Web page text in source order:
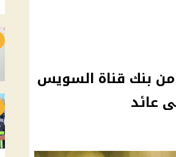
بنك قناة السويس
عائد